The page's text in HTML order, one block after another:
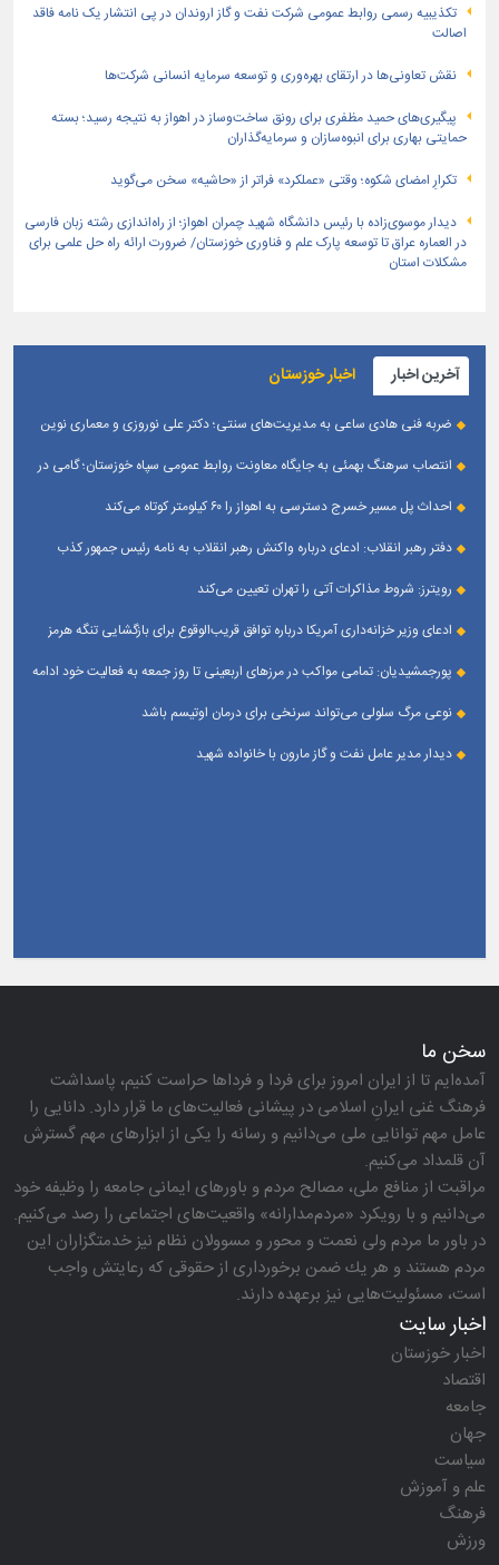
تكذیبیه رسمی روابط عمومی شركت نفت و گاز اروندان در پی انتشار یک نامه فاقد
اصالت
نقش تعاونی‌ها در ارتقای بهره‌وری و توسعه سرمایه انسانی شرکت‌ها
پیگیری‌های حمید مظفری برای رونق ساخت‌وساز در اهواز به نتیجه رسید؛ بسته
حمایتی بهاری برای انبوه‌سازان و سرمایه‌گذاران
تکرارِ امضای شکوه؛ وقتی «عملکرد» فراتر از «حاشیه» سخن می‌گوید
دیدار موسوی‌زاده با رئیس دانشگاه شهید چمران اهواز؛ از راه‌اندازی رشته زبان فارسی
در العماره عراق تا توسعه پارک علم و فناوری خوزستان/ ضرورت ارائه راه حل علمی برای
مشکلات استان
آخرین اخبار اخبار خوزستان
ضربه فنی هادی ساعی به مدیریت‌های سنتی؛ دکتر علی نوروزی و معماری نوین
انتصاب سرهنگ بهمئی به جایگاه معاونت روابط عمومی سپاه خوزستان؛ گامی در
احداث پل مسیر خسرج دسترسی به اهواز را ۶۰ کیلومتر کوتاه می‌کند
دفتر رهبر انقلاب: ادعای درباره واکنش رهبر انقلاب به نامه رئیس جمهور کذب
رویترز: شروط مذاکرات آتی را تهران تعیین می‌کند
ادعای وزیر خزانه‌داری آمریکا درباره توافق قریب‌الوقوع برای بازگشایی تنگه هرمز
پورجمشیدیان: تمامی مواکب در مرزهای اربعینی تا روز جمعه به فعالیت خود ادامه
نوعی مرگ سلولی می‌تواند سرنخی برای درمان اوتیسم باشد
دیدار مدیر عامل نفت و گاز مارون با خانواده شهید
سخن ما
آمده‌ایم تا از ایران امروز برای فردا و فرداها حراست كنیم، پاسداشت
فرهنگ غنی ایرانِ اسلامی در پیشانی فعالیت‌های ما قرار دارد. دانایی را
عامل مهم توانایی ملی می‌دانیم و رسانه را یكی از ابزارهای مهم گسترش
آن قلمداد می‌كنیم.
مراقبت از منافع ملی، مصالح مردم و باورهای ایمانی جامعه را وظیفه خود
می‌دانیم و با رویكرد «مردم‌مدارانه‌» واقعیت‌های اجتماعی را رصد می‌كنیم.
در باور ما مردم ولی نعمت و محور و مسوولان نظام نیز خدمتگزاران این
مردم هستند و هر یك ضمن برخورداری از حقوقی كه رعایتش واجب
است، مسئولیت‌هایی نیز برعهده دارند.
اخبار سایت
اخبار خوزستان
اقتصاد
جامعه
جهان
سیاست
علم و آموزش
فرهنگ
ورزش